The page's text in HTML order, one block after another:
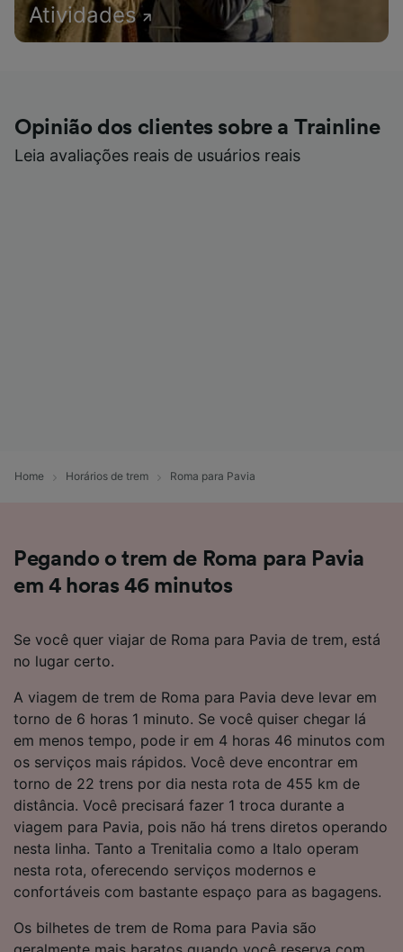
Atividades
Opinião dos clientes sobre a Trainline
Leia avaliações reais de usuários reais
Home Horários de trem Roma para Pavia
Pegando o trem de Roma para Pavia
em 4 horas 46 minutos
Se você quer viajar de Roma para Pavia de trem, está
no lugar certo.
A viagem de trem de Roma para Pavia deve levar em
torno de 6 horas 1 minuto. Se você quiser chegar lá
em menos tempo, pode ir em 4 horas 46 minutos com
os serviços mais rápidos. Você deve encontrar em
torno de 22 trens por dia nesta rota de 455 km de
distância. Você precisará fazer 1 troca durante a
viagem para Pavia, pois não há trens diretos operando
nesta linha. Tanto a Trenitalia como a Italo operam
nesta rota, oferecendo serviços modernos e
confortáveis com bastante espaço para as bagagens.
Os bilhetes de trem de Roma para Pavia são